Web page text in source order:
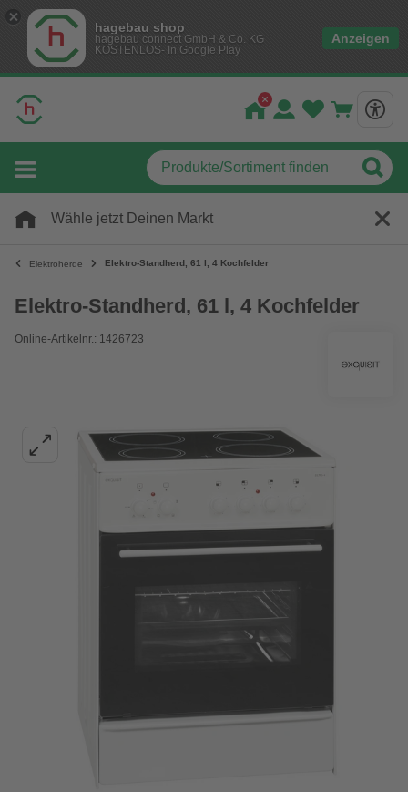
hagebau shop
hagebau connect GmbH & Co. KG
KOSTENLOS- In Google Play
Anzeigen
Wähle jetzt Deinen Markt
Elektroherde Elektro-Standherd, 61 l, 4 Kochfelder
Elektro-Standherd, 61 l, 4 Kochfelder
Online-Artikelnr.: 1426723